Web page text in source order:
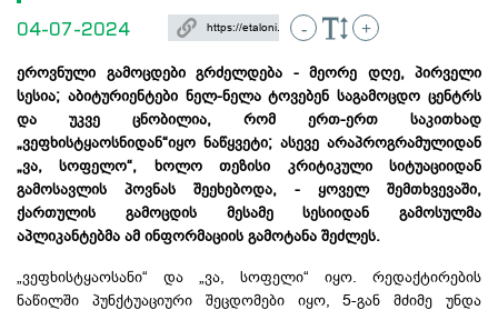
04-07-2024 - +
ეროვნული გამოცდები გრძელდება - მეორე დღე, პირველი
სესია; აბიტურიენტები ნელ-ნელა ტოვებენ საგამოცდო ცენტრს
და უკვე ცნობილია, რომ ერთ-ერთ საკითხად
„ვეფხისტყაოსნიდან“იყო ნაწყვეტი; ასევე არაპროგრამულიდან
„ვა, სოფელო“, ხოლო თეზისი კრიტიკული სიტუაციიდან
გამოსავლის პოვნას შეეხებოდა, - ყოველ შემთხვევაში,
ქართულის გამოცდის მესამესესიიდან გამოსულმა
აპლიკანტებმა ამ ინფორმაციის გამოტანა შეძლეს.
„ვეფხისტყაოსანი“ და „ვა, სოფელი“ იყო. რედაქტირების
ნაწილში პუნქტუაციური შეცდომები იყო, 5-გან მძიმე უნდა